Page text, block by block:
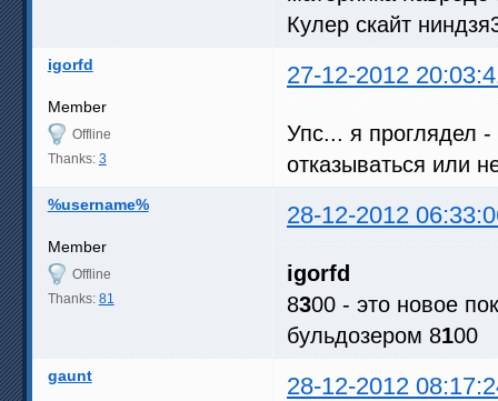
Кулер скайт
igorfd 27-12-2012
Member
Offline
Thanks: 3
Упс... я проглядел
отказываться или
%username% 28-12-2012
Member
Offline
Thanks: 81
igorfd
8300 - это новое
бульдозером 8100
gaunt 28-12-2012